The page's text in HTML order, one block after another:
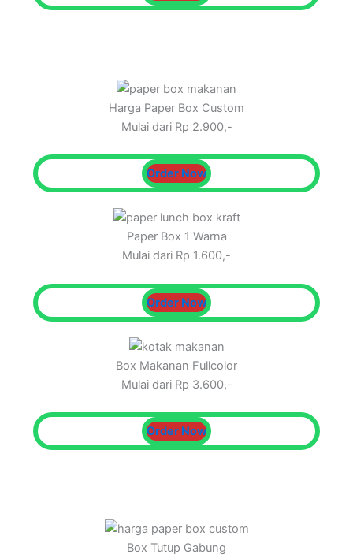
Harga Paper Box Custom
Mulai dari Rp 2.900,-
Order Now
Paper Box 1 Warna
Mulai dari Rp 1.600,-
Order Now
Box Makanan Fullcolor
Mulai dari Rp 3.600,-
Order Now
Box Tutup Gabung